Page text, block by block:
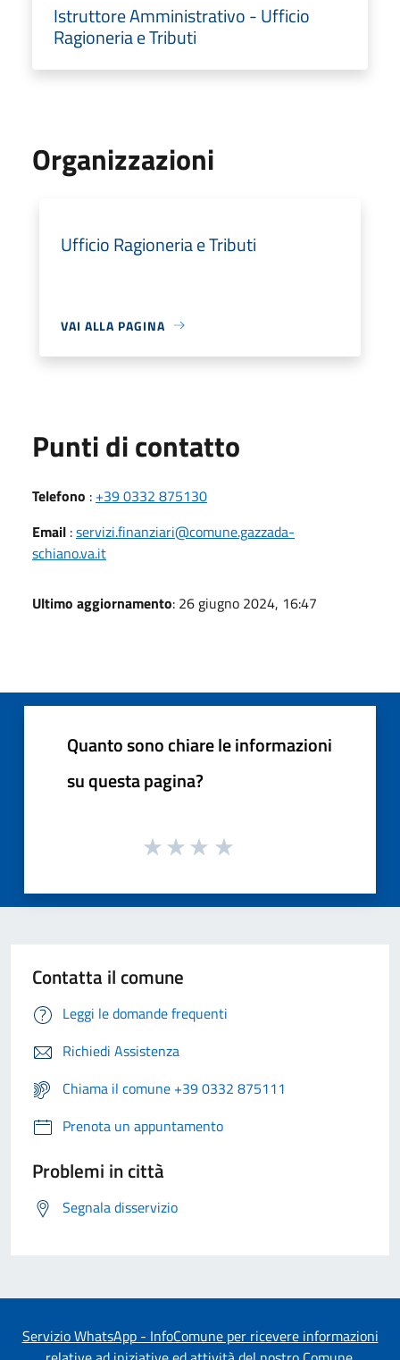
Istruttore Amministrativo - Ufficio
Ragioneria e Tributi
Organizzazioni
Ufficio Ragioneria e Tributi
VAI ALLA PAGINA
Punti di contatto
Telefono : +39 0332 875130
Email :servizi.finanziari@comune.gazzada-
schiano.va.it
Ultimo aggiornamento: 26 giugno 2024, 16:47
Quanto sono chiare le informazioni
su questa pagina?
Contatta il comune
Leggi le domande frequenti
Richiedi Assistenza
Chiama il comune +39 0332 875111
Prenota un appuntamento
Problemi in città
Segnala disservizio
Servizio WhatsApp - InfoComune per ricevere informazioni